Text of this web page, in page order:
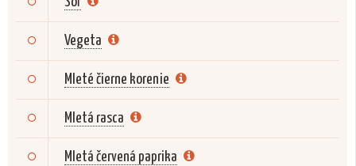
Vegeta
Mleté čierne korenie
Mletá rasca
Mletá červená paprika